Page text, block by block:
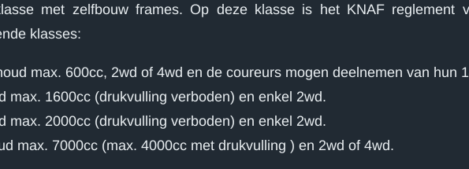
met zelfbouw frames. Op deze klasse is het KNAF reglement
klasses:
max. 600cc, 2wd of 4wd en de coureurs mogen deelnemen van hun
max. 1600cc (drukvulling verboden) en enkel 2wd.
max. 2000cc (drukvulling verboden) en enkel 2wd.
max. 7000cc (max. 4000cc met drukvulling ) en 2wd of 4wd.